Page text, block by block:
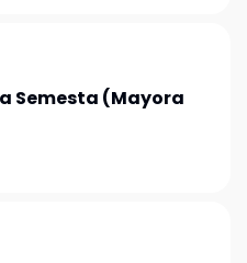
Semesta (Mayora